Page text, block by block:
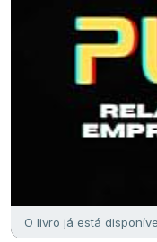
O livro já está